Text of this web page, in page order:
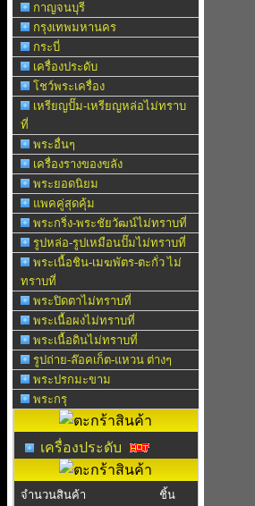
กาญจนบุรี
กรุงเทพมหานคร
กระบี่
เครื่องประดับ
โชว์พระเครื่อง
เหรียญปั๊ม-เหรียญหล่อไม่ทราบ
ที่
พระอื่นๆ
เครื่องรางของขลัง
พระยอดนิยม
แพคคู่สุดคุ้ม
พระกริ่ง-พระชัยวัฒน์ไม่ทราบที่
รูปหล่อ-รูปเหมือนปั๊มไม่ทราบที่
พระเนื้อชิน-เมฆพัตร-ตะกั่ว ไม่
ทราบที่
พระปิดตาไม่ทราบที่
พระเนื้อผงไม่ทราบที่
พระเนื้อดินไม่ทราบที่
รูปถ่าย-ล๊อคเก็ต-แหวน ต่างๆ
พระปรกมะขาม
พระกรุ
เครื่องประดับ
จำนวนสินค้า ชิ้น